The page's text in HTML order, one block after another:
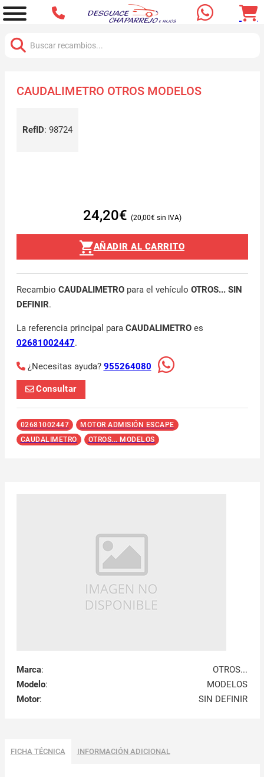
CAUDALIMETRO OTROS MODELOS
RefID: 98724
24,20€ 20,00€
AÑADIR AL CARRITO
Recambio CAUDALIMETROpara el vehículo OTROS... SIN
DEFINIR.
La referencia principal para CAUDALIMETROes
02681002447.
¿Necesitas ayuda? 955264080
Consultar
02681002447
MOTOR ADMISIÓN ESCAPE
CAUDALIMETRO
OTROS... MODELOS
Marca:
OTROS...
Modelo:
MODELOS
Motor: SIN DEFINIR
FICHA TÉCNICA INFORMACIÓN ADICIONAL